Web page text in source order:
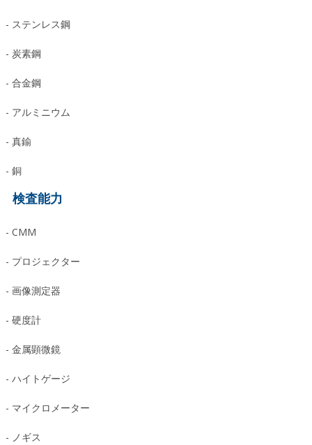
- ステンレス鋼
- 炭素鋼
- 合金鋼
- アルミニウム
- 真鍮
- 銅
検査能力
- CMM
- プロジェクター
- 画像測定器
- 硬度計
- 金属顕微鏡
- ハイトゲージ
- マイクロメーター
- ノギス